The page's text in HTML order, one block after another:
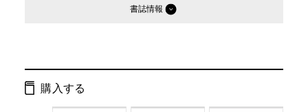
書誌情報
ページ数：
購入する